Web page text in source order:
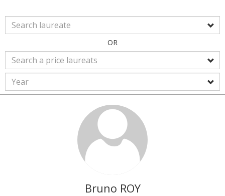
OR
Bruno ROY